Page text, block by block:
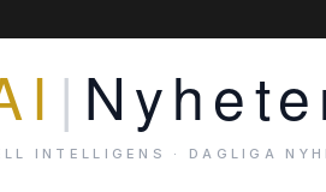
|
INTELLIGENS · DAGLIGA